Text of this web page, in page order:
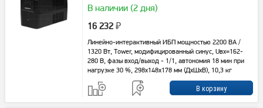
В наличии (2 дня)
16 232 ₽
Линейно-интерактивный ИБП мощностью 2200 ВА /
1320 Вт, Tower, модифицированный синус, Uвх=162-
280 В, фазы вход/выход - 1/1, автономия 18 мин при
нагрузке 30 %, 298х148х178 мм (ДхШхВ), 10,3 кг